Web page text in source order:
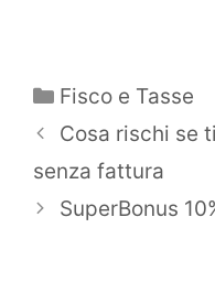
Categorie
Fisco e Tasse
Cosa rischi se
senza fattura
SuperBonus